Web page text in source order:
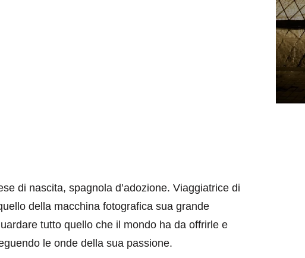
di nascita, spagnola d’adozione. Viaggiatrice di
della macchina fotografica sua grande
tutto quello che il mondo ha da offrirle e
le onde della sua passione.